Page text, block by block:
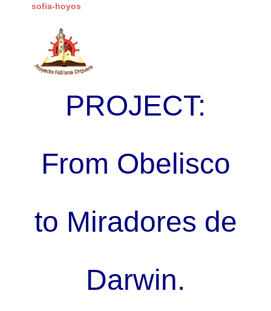
sofia-hoyos
PROJECT:
From Obelisco
to Miradores de
Darwin.